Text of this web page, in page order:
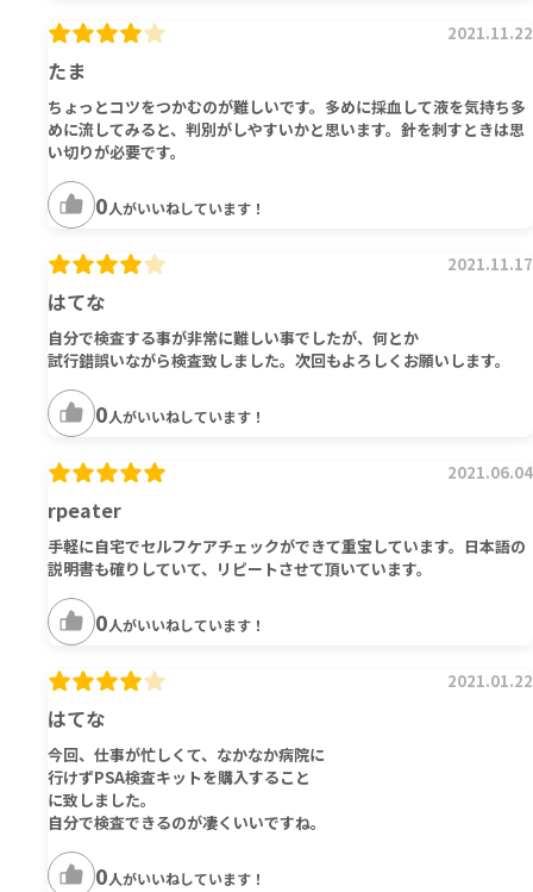
たま
2021.11.22
ちょっとコツをつかむのが難しいです。多めに採血して液を気持ち多
めに流してみると、判別がしやすいかと思います。針を刺すときは思
い切りが必要です。
0人がいいねしています！
はてな
2021.11.17
自分で検査する事が非常に難しい事でしたが、何とか
試行錯誤いながら検査致しました。次回もよろしくお願いします。
0人がいいねしています！
rpeater
2021.06.04
手軽に自宅でセルフケアチェックができて重宝しています。日本語の
説明書も確りしていて、リピートさせて頂いています。
0人がいいねしています！
はてな
2021.01.22
今回、仕事が忙しくて、なかなか病院に
行けずPSA検査キットを購入すること
に致しました。
自分で検査できるのが凄くいいですね。
0人がいいねしています！